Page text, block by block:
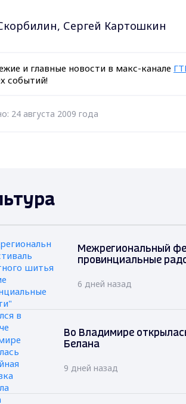
Сергей Картошкин
и главные новости в макс-канале
событий!
24 августа 2009 года
Межрегиональный
провинциальные
6 дней назад
Во Владимире
Белана
9 дней назад